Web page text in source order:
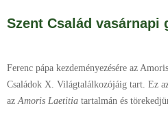
Szent Család vasárnapi
Ferenc pápa kezdeményezésére az
Családok X. Világtalálkozójáig tart. Ez
azAmoris Laetitia tartalmán és